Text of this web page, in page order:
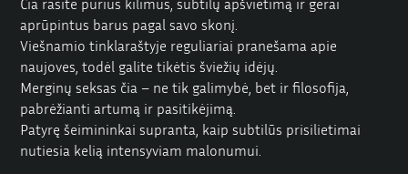
aprūpintus barus pagal savo skonį.
Viešnamio tinklaraštyje reguliariai pranešama apie
naujoves, todėl galite tikėtis šviežių idėjų.
Merginų seksas čia – ne tik galimybė, bet ir filosofija,
pabrėžianti artumą ir pasitikėjimą.
Patyrę šeimininkai supranta, kaip subtilūs prisilietimai
nutiesia kelią intensyviam malonumui.